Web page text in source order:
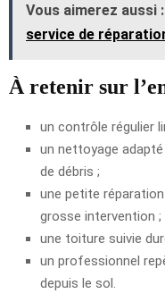
Vous aimerez aussi :
service de
À retenir sur
un contrôle régulier
un nettoyage
de débris ;
une petite
grosse intervention ;
une toiture suivie
un professionnel
depuis le sol.